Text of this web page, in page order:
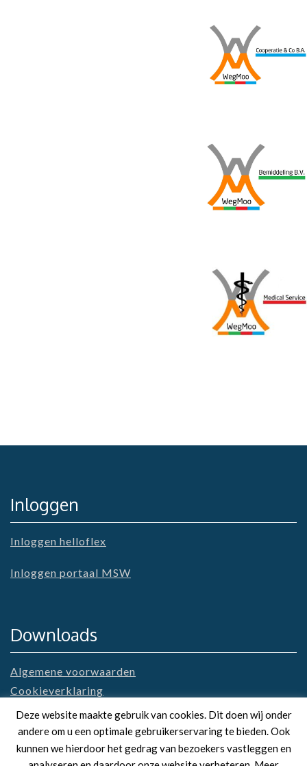
Inloggen
Inloggen helloflex
Inloggen portaal MSW
Downloads
Algemene voorwaarden
Cookieverklaring
Privacyverklaring
Deze website maakte gebruik van cookies. Dit doen wij onder
andere om u een optimale gebruikerservaring te bieden. Ook
kunnen we hierdoor het gedrag van bezoekers vastleggen en